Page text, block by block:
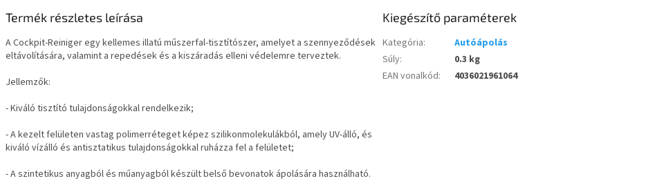
Termék részletes leírása
A Cockpit-Reiniger egy kellemes illatú műszerfal-tisztítószer, amelyet a szennyeződések
eltávolítására, valamint a repedések és a kiszáradás elleni védelemre terveztek.
Jellemzők:
- Kiváló tisztító tulajdonságokkal rendelkezik;
- A kezelt felületen vastag polimerréteget képez szilikonmolekulákból, amely UV-álló, és
kiváló vízálló és antisztatikus tulajdonságokkal ruházza fel a felületet;
- A szintetikus anyagból és műanyagból készült belső bevonatok ápolására használható.
Kiegészítő paraméterek
Kategória:
Autóápolás
Súly:
0.3 kg
EAN vonalkód: 4036021961064